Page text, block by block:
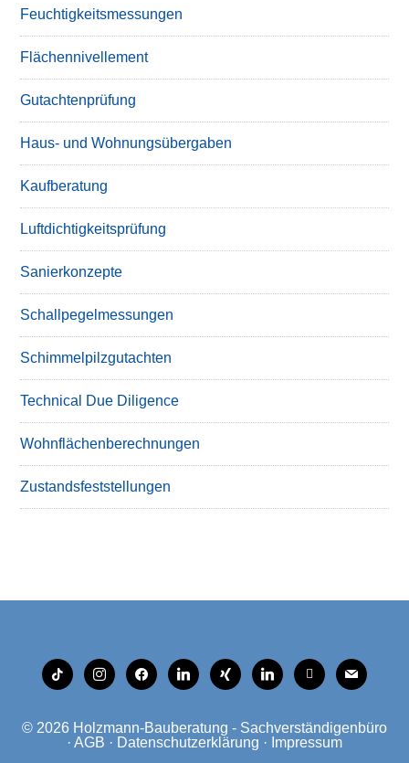
Feuchtigkeitsmessungen
Flächennivellement
Gutachtenprüfung
Haus- und Wohnungsübergaben
Kaufberatung
Luftdichtigkeitsprüfung
Sanierkonzepte
Schallpegelmessungen
Schimmelpilzgutachten
Technical Due Diligence
Wohnflächenberechnungen
Zustandsfeststellungen
tiktok instagramfacebooklinkedinxing linkedinmobilemail
© 2026 Holzmann-Bauberatung - Sachverständigenbüro
· AGB · Datenschutzerklärung · Impressum